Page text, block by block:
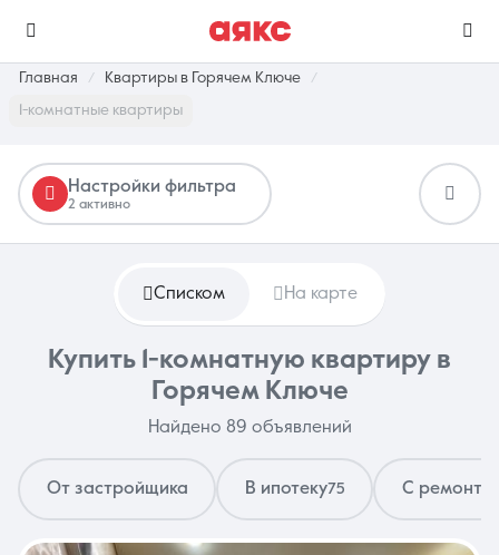
Избранное
0 объявлений 0 объявлений
Услуги
О компании Контакты
Главная Квартиры в Горячем Ключе
1-комнатные квартиры
Настройки фильтра
2 активно
Списком На карте
Купить 1-комнатную квартиру в
Горячем Ключе
Найдено 89 объявлений
От застройщика В ипотеку75 С